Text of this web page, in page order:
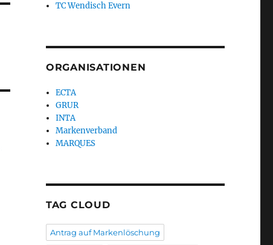
TC Wendisch Evern
ORGANISATIONEN
ECTA
GRUR
INTA
Markenverband
MARQUES
TAG CLOUD
Antrag auf Markenlöschung